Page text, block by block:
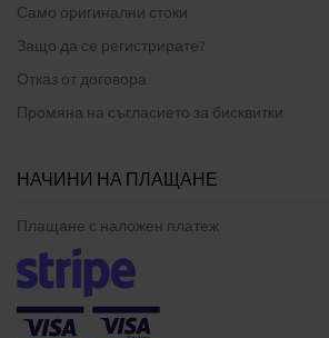
Само оригинални стоки
Защо да се регистрирате?
Отказ от договора
Промяна на съгласието за бисквитки
НАЧИНИ НА ПЛАЩАНЕ
Плащане с наложен платеж